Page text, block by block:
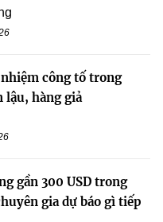
công tố trong
lậu, hàng giả
gần 300 USD trong
gia dự báo gì tiếp